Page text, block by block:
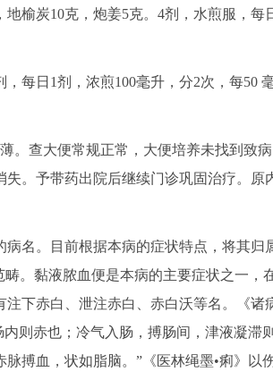
榆炭10克，炮姜5克。4剂，水煎服，每
每日1剂，浓煎100毫升，分2次，每50
。查大便常规正常，大便培养未找到致病
。予带药出院后继续门诊巩固治疗。原
名。目前根据本病的症状特点，将其归
畴。黏液脓血便是本病的主要症状之一，
下赤白、泄注赤白、赤白沃等名。《诸
则赤也；冷气入肠，搏肠间，津液凝滞则
搏血，状如脂脑。”《医林绳墨•痢》以